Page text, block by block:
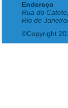
Endereço
Rua do
Rio de
©Copyright